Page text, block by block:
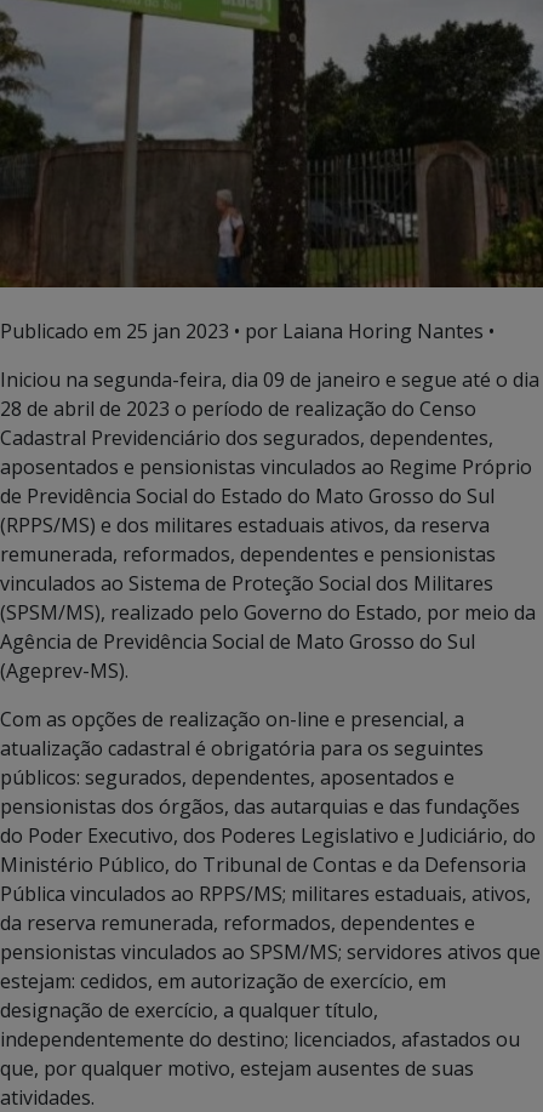
Publicado em 25 jan 2023 • por Laiana Horing Nantes •
Iniciou na segunda-feira, dia 09 de janeiro e segue até o dia
28 de abril de 2023 o período de realização do Censo
Cadastral Previdenciário dos segurados, dependentes,
aposentados e pensionistas vinculados ao Regime Próprio
de Previdência Social do Estado do Mato Grosso do Sul
(RPPS/MS) e dos militares estaduais ativos, da reserva
remunerada, reformados, dependentes e pensionistas
vinculados ao Sistema de Proteção Social dos Militares
(SPSM/MS), realizado pelo Governo do Estado, por meio da
Agência de Previdência Social de Mato Grosso do Sul
(Ageprev-MS).
Com as opções de realização on-line e presencial, a
atualização cadastral é obrigatória para os seguintes
públicos: segurados, dependentes, aposentados e
pensionistas dos órgãos, das autarquias e das fundações
do Poder Executivo, dos Poderes Legislativo e Judiciário, do
Ministério Público, do Tribunal de Contas e da Defensoria
Pública vinculados ao RPPS/MS; militares estaduais, ativos,
da reserva remunerada, reformados, dependentes e
pensionistas vinculados ao SPSM/MS; servidores ativos que
estejam: cedidos, em autorização de exercício, em
designação de exercício, a qualquer título,
independentemente do destino; licenciados, afastados ou
que, por qualquer motivo, estejam ausentes de suas
atividades.